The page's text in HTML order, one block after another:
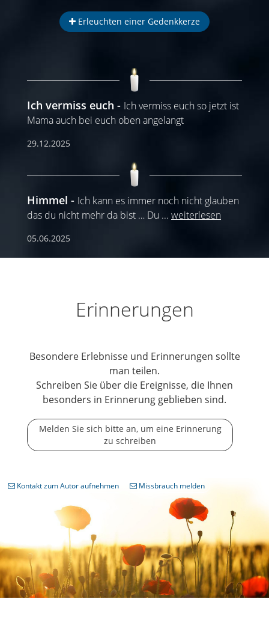
Erleuchten einer Gedenkkerze
Ich vermiss euch
Ich vermiss euch so jetzt ist
Mama auch bei euch oben angelangt
29.12.2025
Himmel
Ich kann es immer noch nicht glauben
das du nicht mehr da bist … Du ... weiterlesen
05.06.2025
Erinnerungen
Besondere Erlebnisse und Erinnerungen sollte
man teilen.
Schreiben Sie über die Ereignisse, die Ihnen
besonders in Erinnerung geblieben sind.
Melden Sie sich bitte an, um eine Erinnerung
zu schreiben
Kontakt zum Autor aufnehmen Missbrauch melden